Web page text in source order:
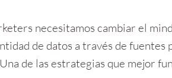
necesitamos cambiar el
de datos a través de fuentes
de las estrategias que mejor